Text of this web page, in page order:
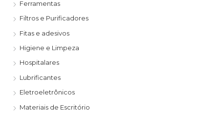
Ferramentas
Filtros e Purificadores
Fitas e adesivos
Higiene e Limpeza
Hospitalares
Lubrificantes
Eletroeletrônicos
Materiais de Escritório
mm